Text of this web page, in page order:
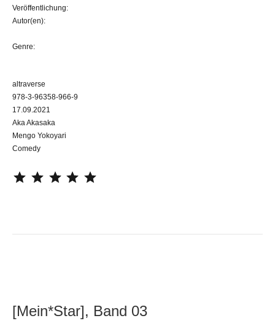
Veröffentlichung:
Autor(en):
Genre:
altraverse
978-3-96358-966-9
17.09.2021
Aka Akasaka
Mengo Yokoyari
Comedy
[Mein*Star], Band 03